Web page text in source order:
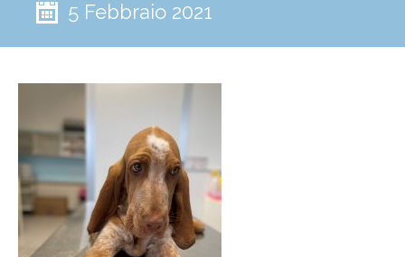
5 Febbraio 2021